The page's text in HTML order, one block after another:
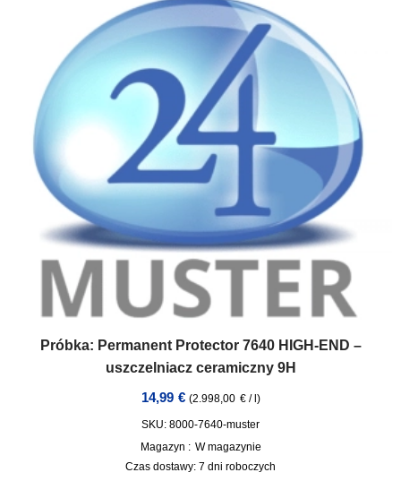
Próbka: Permanent Protector 7640 HIGH-END –
uszczelniacz ceramiczny 9H
14,99 € (2.998,00 €/ )
SKU: 8000-7640-muster
Magazyn : W magazynie
Czas dostawy: 7 dni roboczych